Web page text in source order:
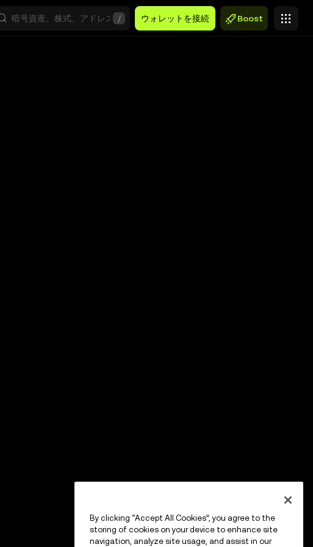
/ ウォレットを接続 Boost
By clicking “Accept All Cookies”, you agree to the
storing of cookies on your device to enhance site
navigation, analyze site usage, and assist in our